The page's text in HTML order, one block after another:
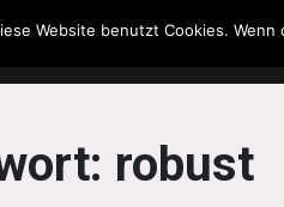
Men
robust
Website benutzt Cookies.